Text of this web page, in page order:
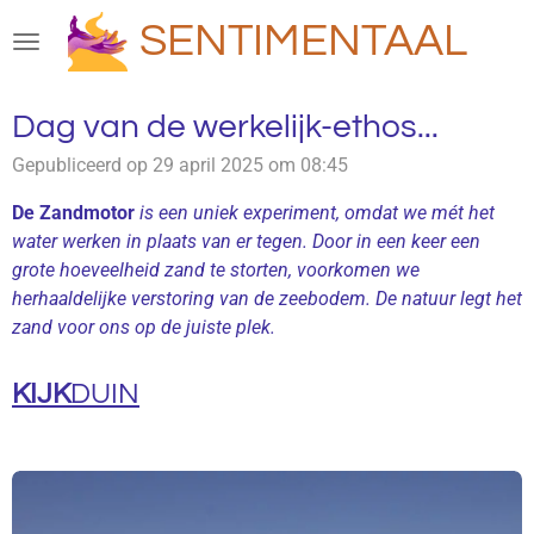
direct
de
hoofdinhoud
SENTIMENTAAL
Dag van de werkelijk-ethos...
Gepubliceerd op 29 april 2025 om 08:45
De Zandmotor is een uniek experiment, omdat we mét het
water werken in plaats van er tegen. Door in een keer een
grote hoeveelheid zand te storten, voorkomen we
herhaaldelijke verstoring van de zeebodem. De natuur legt het
zand voor ons op de juiste plek.
KIJKDUIN